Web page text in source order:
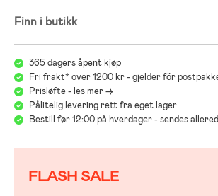
Finn i butikk
365 dagers åpent kjøp
Fri frakt* over 1200 kr - gjelder för
Prisløfte - les mer ->
Pålitelig levering rett fra eget lager
Bestill før 12:00 på hverdager - sendes
FLASH SALE